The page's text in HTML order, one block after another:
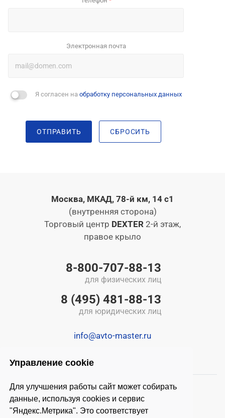
Управление cookie
Для улучшения работы сайт может собирать
данные, используя cookies и сервис
"Яндекс.Метрика". Это соответствует
Электронная почта
Я согласен на обработку персональных данных
ОТПРАВИТЬ СБРОСИТЬ
Москва, МКАД, 78-й км, 14 с1
(внутренняя сторона)
Торговый центр DEXTER 2-й этаж,
правое крыло
8-800-707-88-13
для физических лиц
8 (495) 481-88-13
для юридических лиц
info@avto-master.ru